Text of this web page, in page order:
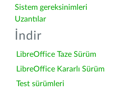
Sistem gereksinimleri
Uzantılar
İndir
LibreOffice Taze Sürüm
LibreOffice Kararlı Sürüm
Test sürümleri